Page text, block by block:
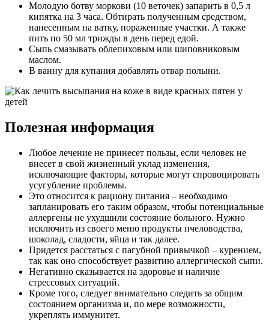
Молодую ботву моркови (10 веточек) запарить в 0,5 л
кипятка на 3 часа. Обтирать полученным средством,
нанесенным на ватку, пораженные участки. А также
пить по 50 мл трижды в день перед едой.
Сыпь смазывать облепиховым или шиповниковым
маслом.
В ванну для купания добавлять отвар полыни.
Полезная информация
Любое лечение не принесет пользы, если человек не
внесет в свой жизненный уклад изменения,
исключающие факторы, которые могут спровоцировать
усугубление проблемы.
Это относится к рациону питания – необходимо
запланировать его таким образом, чтобы потенциальные
аллергены не ухудшили состояние больного. Нужно
исключить из своего меню продукты пчеловодства,
шоколад, сладости, яйца и так далее.
Придется расстаться с пагубной привычкой – курением,
так как оно способствует развитию аллергической сыпи.
Негативно сказывается на здоровье и наличие
стрессовых ситуаций.
Кроме того, следует внимательно следить за общим
состоянием организма и, по мере возможности,
укреплять иммунитет.